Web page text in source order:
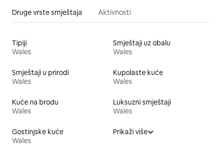
Druge vrste smještaja Aktivnosti
Tipiji
Wales
Smještaji uz obalu
Wales
Smještaji u prirodi
Wales
Kupolaste kuće
Wales
Kuće na brodu
Wales
Luksuzni smještaji
Wales
Gostinjske kuće
Wales
Prikaži više